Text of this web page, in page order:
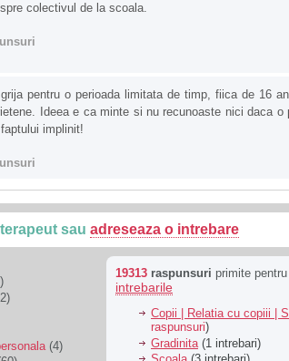
colectivul de la scoala.
pentru o perioada limitata de timp, fiica de 16
Ideea e ca minte si nu recunoaste nici daca o
implinit!
sau adreseaza o intrebare
(4)
19313 raspunsuri primite
intrebarile
Copii | Relatia cu copiii |
raspunsuri)
Gradinita (1 intrebari)